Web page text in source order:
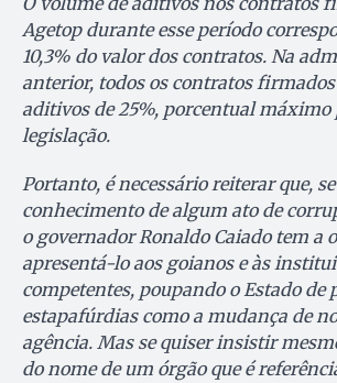
Agetop durante esse período
10,3% do valor dos contratos. Na
anterior, todos os contratos
aditivos de 25%, porcentual
legislação.
Portanto, é necessário reiterar que,
conhecimento de algum ato de
o governador Ronaldo Caiado tem a
apresentá-lo aos goianos e às
competentes, poupando o Estado de
estapafúrdias como a mudança de
agência. Mas se quiser insistir
do nome de um órgão que é